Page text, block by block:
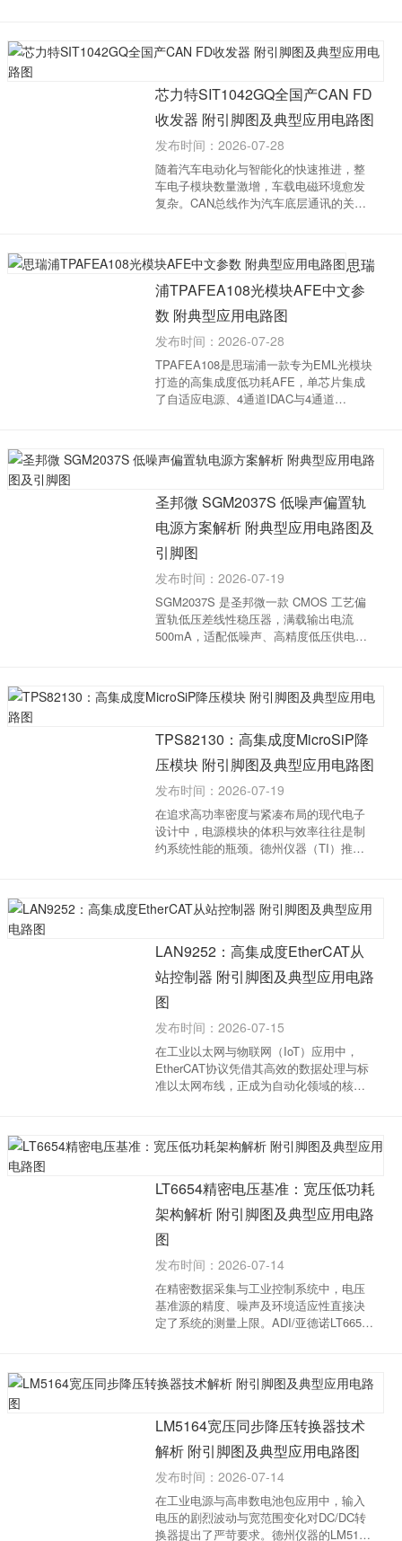
通电阻与10A的连续负载能力，为光模块、
SSD及工业计...
芯力特SIT1042GQ全国产CAN FD
收发器 附引脚图及典型应用电路图
发布时间：2026-07-28
随着汽车电动化与智能化的快速推进，整
车电子模块数量激增，车载电磁环境愈发
复杂。CAN总线作为汽车底层通讯的关键
收发器龙头厂商芯力特推出了全新车规级
SIT1042GQ。该...
思瑞
浦TPAFEA108光模块AFE中文参
数 附典型应用电路图
发布时间：2026-07-28
TPAFEA108是思瑞浦一款专为EML光模块
打造的高集成度低功耗AFE，单芯片集成
了自适应电源、4通道IDAC与4通道
QFN3.4×2.8-22小型化封装，单芯片集成4
路12位IDAC（0~220mA）、4路12位...
圣邦微 SGM2037S 低噪声偏置轨
电源方案解析 附典型应用电路图及
引脚图
发布时间：2026-07-19
SGM2037S 是圣邦微一款 CMOS 工艺偏
置轨低压差线性稳压器，满载输出电流
500mA，适配低噪声、高精度低压供电场
图、典型应用电路图、规格书及现货。器
件核心电气参数供电电...
TPS82130：高集成度MicroSiP降
压模块 附引脚图及典型应用电路图
发布时间：2026-07-19
在追求高功率密度与紧凑布局的现代电子
设计中，电源模块的体积与效率往往是制
约系统性能的瓶颈。德州仪器（TI）推出
将同步降压控制器、功率MOSFET及电感
器高度集成于...
LAN9252：高集成度EtherCAT从
站控制器 附引脚图及典型应用电路
图
发布时间：2026-07-15
在工业以太网与物联网（IoT）应用中，
EtherCAT协议凭借其高效的数据处理与标
准以太网布线，正成为自动化领域的核心
控制器（ESC）。该芯片集成了双
100BASE-TX以太网PHY，支持HP Auto...
LT6654精密电压基准：宽压低功耗
架构解析 附引脚图及典型应用电路
图
发布时间：2026-07-14
在精密数据采集与工业控制系统中，电压
基准源的精度、噪声及环境适应性直接决
定了系统的测量上限。ADI/亚德诺LT6654
高驱动能力之间实现了优异的平衡，为严
苛应用提供...
LM5164宽压同步降压转换器技术
解析 附引脚图及典型应用电路图
发布时间：2026-07-14
在工业电源与高串数电池包应用中，输入
电压的剧烈波动与宽范围变化对DC/DC转
换器提出了严苛要求。德州仪器的LM5164